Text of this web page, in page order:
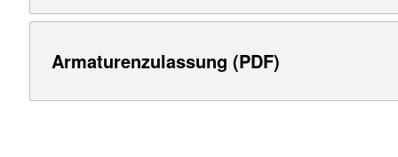
Armaturenzulassung (PDF)